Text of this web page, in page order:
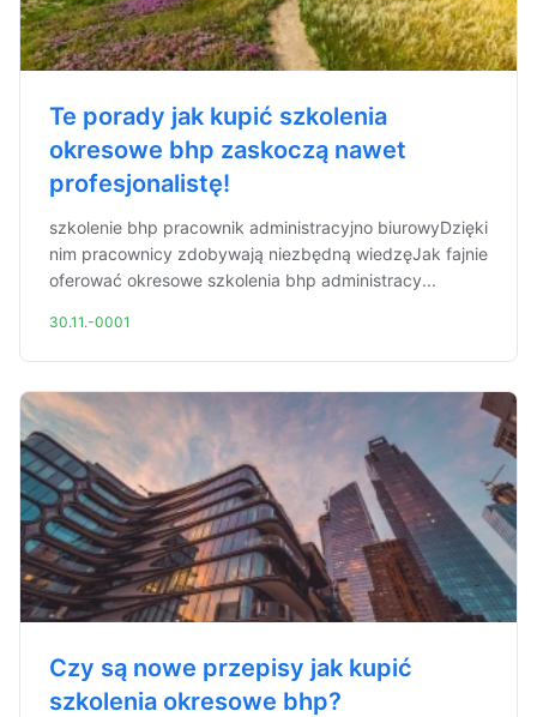
Te porady jak kupić szkolenia
okresowe bhp zaskoczą nawet
profesjonalistę!
szkolenie bhp pracownik administracyjno biurowyDzięki
nim pracownicy zdobywają niezbędną wiedzęJak fajnie
oferować okresowe szkolenia bhp administracy...
30.11.-0001
Czy są nowe przepisy jak kupić
szkolenia okresowe bhp?